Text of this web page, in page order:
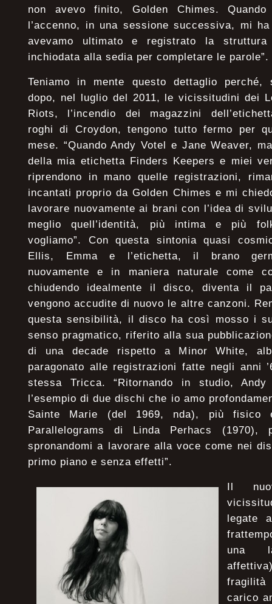
non avevo finito, Golden Chimes.
l’accenno, in una sessione successiva, mi
avevamo ultimato e registrato la
inchiodata alla sedia per completare le parole”.
Teniamo in mente questo dettaglio perché,
dopo, nel luglio del 2011, le vicissitudini dei
Riots, l’incendio dei magazzini
roghi di Croydon, tengono tutto fermo per
mese. “Quando Andy Votel e Jane Weaver,
della mia etichetta Finders Keepers e miei
riprendono in mano quelle registrazioni,
incantati proprio da Golden Chimes e mi
lavorare nuovamente ai brani con l’idea di
meglio quell’identità, più intima e più
vogliamo”. Con questa sintonia quasi
Ellis, Emma e l’etichetta, il brano
nuovamente e in maniera naturale come
chiudendo idealmente il disco, diventa il
vengono accudite di nuovo le altre canzoni.
questa sensibilità, il disco ha così mosso i
senso pragmatico, riferito alla sua
di una decade rispetto a Minor White,
paragonato alle registrazioni fatte negli anni
stessa Tricca. “Ritornando in studio,
l’esempio di due dischi che io amo
Sainte Marie (del 1969, nda), più fisico
Parallelograms di Linda Perhacs (1970),
spronandomi a lavorare alla voce come nei
primo piano e senza effetti”.
Il
legate
una
carico